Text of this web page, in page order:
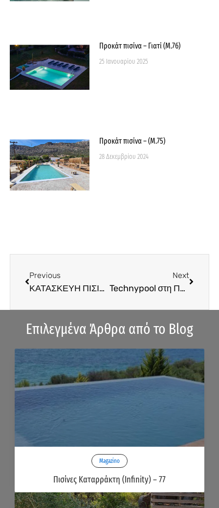
Προκάτ πισίνα – Γιατί (M.76)
25 Ιανουαρίου 2025
Προκάτ πισίνα – (Μ.75)
28 Δεκεμβρίου 2024
Previous
ΚΑΤΑΣΚΕΥΗ ΠΙΣΙΝΑΣ – (M.65)
Next
Technypool στη Πρέβεζα – (M.66)
Επιλεγμένα Άρθρα από το Blog
Magazino
Πισίνες Καταρράκτη (Infinity) – 77